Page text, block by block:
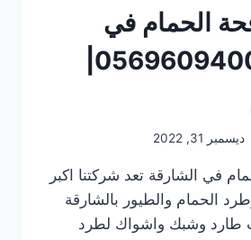
الحمام في
ديسمبر 31, 2022
في الشارقة تعد شركتنا اكبر
الحمام والطيور بالشارقة
طارد وشبك واشواك لطرد